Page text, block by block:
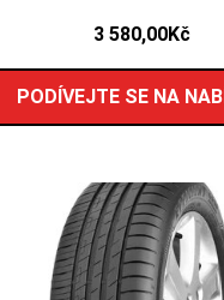
3 580,00Kč
PODÍVEJTE SE NA